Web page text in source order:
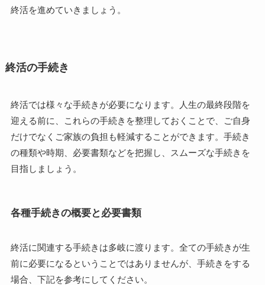
終活を進めていきましょう。
終活の手続き
終活では様々な手続きが必要になります。人生の最終段階を
迎える前に、これらの手続きを整理しておくことで、ご自身
だけでなくご家族の負担も軽減することができます。手続き
の種類や時期、必要書類などを把握し、スムーズな手続きを
目指しましょう。
各種手続きの概要と必要書類
終活に関連する手続きは多岐に渡ります。全ての手続きが生
前に必要になるということではありませんが、手続きをする
場合、下記を参考にしてください。